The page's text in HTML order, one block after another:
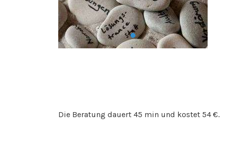
Die Beratung dauert 45 min und kostet 54 €.